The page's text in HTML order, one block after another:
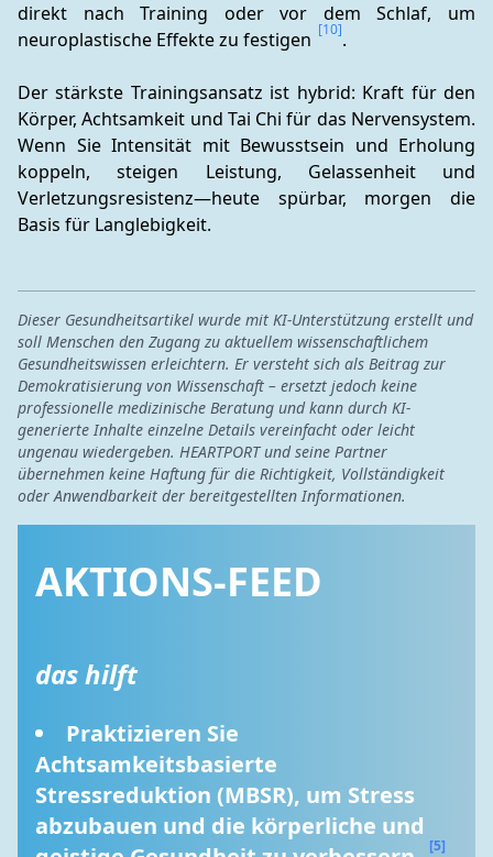
direkt nach Training oder vor dem Schlaf, um
neuroplastische Effekte zu festigen [10].
Der stärkste Trainingsansatz ist hybrid: Kraft für den
Körper, Achtsamkeit und Tai Chi für das Nervensystem.
Wenn Sie Intensität mit Bewusstsein und Erholung
koppeln, steigen Leistung, Gelassenheit und
Verletzungsresistenz—heute spürbar, morgen die
Basis für Langlebigkeit.
Dieser Gesundheitsartikel wurde mit KI-Unterstützung erstellt und
soll Menschen den Zugang zu aktuellem wissenschaftlichem
Gesundheitswissen erleichtern. Er versteht sich als Beitrag zur
Demokratisierung von Wissenschaft – ersetzt jedoch keine
professionelle medizinische Beratung und kann durch KI-
generierte Inhalte einzelne Details vereinfacht oder leicht
ungenau wiedergeben. HEARTPORT und seine Partner
übernehmen keine Haftung für die Richtigkeit, Vollständigkeit
oder Anwendbarkeit der bereitgestellten Informationen.
AKTIONS-FEED
das hilft
Praktizieren Sie
Achtsamkeitsbasierte
Stressreduktion (MBSR), um Stress
abzubauen und die körperliche und
[5]